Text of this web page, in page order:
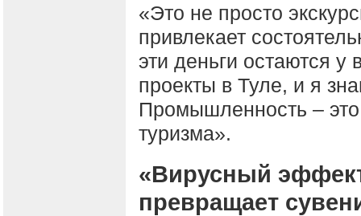
«Это не просто
привлекает
эти деньги остаются у
проекты в Туле, и я
Промышленность –
туризма».
«Вирусный
превращает